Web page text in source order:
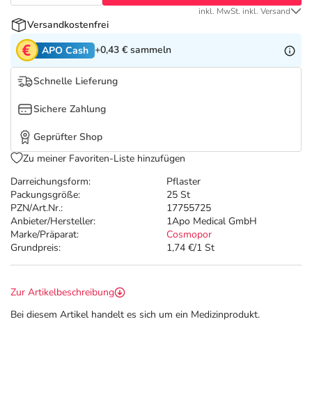
Tierapotheke
Vitamine & Mineralstoffe
Salus Deals
Darreichungsform:
Pflaster
Packungsgröße:
25 St
PZN/Art.Nr.:
17755725
Anbieter/Hersteller:
1Apo Medical GmbH
Marke/Präparat:
Cosmopor
Grundpreis:
1,74 €/1 St
inkl. MwSt. inkl. Versand
Versandkostenfrei
APO Cash +0,43 € sammeln
Schnelle Lieferung
Sichere Zahlung
Geprüfter Shop
Zu meiner Favoriten-Liste hinzufügen
Zur Artikelbeschreibung
Bei diesem Artikel handelt es sich um ein Medizinprodukt.